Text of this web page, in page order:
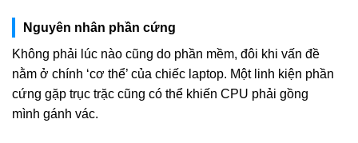
Nguyên nhân phần cứng
Không phải lúc nào cũng do phần mềm, đôi khi vấn đề
nằm ở chính ‘cơ thể’ của chiếc laptop. Một linh kiện phần
cứng gặp trục trặc cũng có thể khiến CPU phải gồng
mình gánh vác.